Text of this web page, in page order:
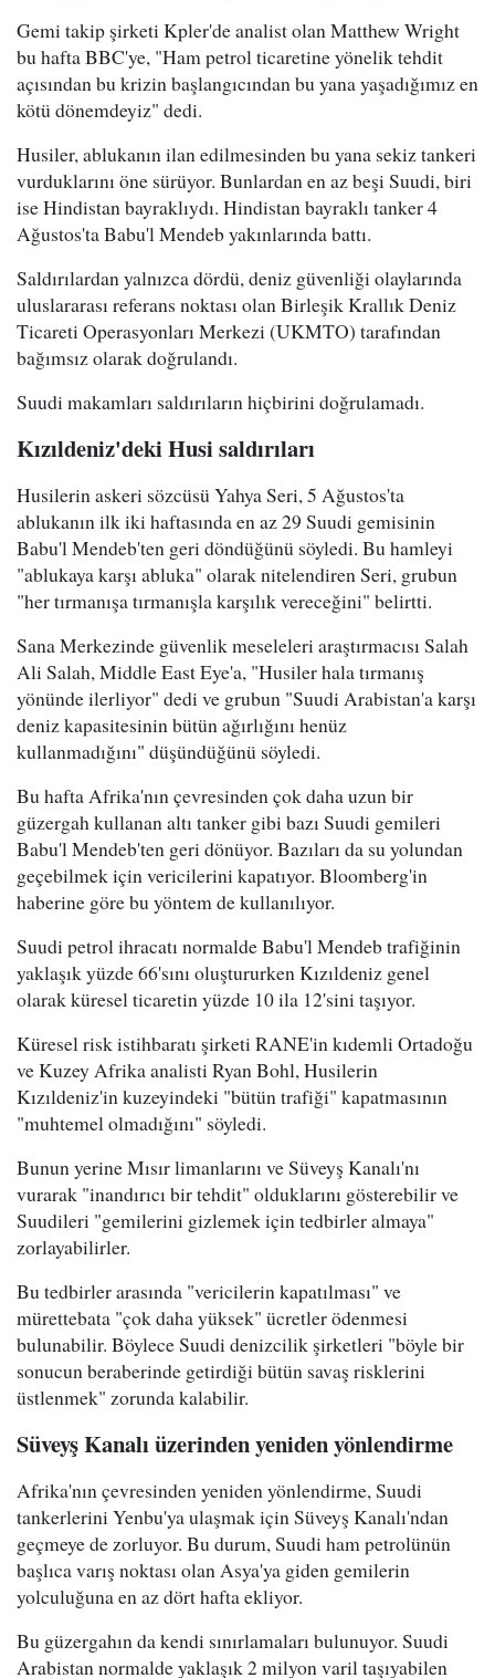
Gemi takip şirketi Kpler'de analist olan Matthew Wright
bu hafta BBC'ye, "Ham petrol ticaretine yönelik tehdit
açısından bu krizin başlangıcından bu yana yaşadığımız en
kötü dönemdeyiz" dedi.
Husiler, ablukanın ilan edilmesinden bu yana sekiz tankeri
vurduklarını öne sürüyor. Bunlardan en az beşi Suudi, biri
ise Hindistan bayraklıydı. Hindistan bayraklı tanker 4
Ağustos'ta Babu'l Mendeb yakınlarında battı.
Saldırılardan yalnızca dördü, deniz güvenliği olaylarında
uluslararası referans noktası olan Birleşik Krallık Deniz
Ticareti Operasyonları Merkezi (UKMTO) tarafından
bağımsız olarak doğrulandı.
Suudi makamları saldırıların hiçbirini doğrulamadı.
Kızıldeniz'deki Husi saldırıları
Husilerin askeri sözcüsü Yahya Seri, 5 Ağustos'ta
ablukanın ilk iki haftasında en az 29 Suudi gemisinin
Babu'l Mendeb'ten geri döndüğünü söyledi. Bu hamleyi
"ablukaya karşı abluka" olarak nitelendiren Seri, grubun
"her tırmanışa tırmanışla karşılık vereceğini" belirtti.
Sana Merkezinde güvenlik meseleleri araştırmacısı Salah
Ali Salah, Middle East Eye'a, "Husiler hala tırmanış
yönünde ilerliyor" dedi ve grubun "Suudi Arabistan'a karşı
deniz kapasitesinin bütün ağırlığını henüz
kullanmadığını" düşündüğünü söyledi.
Bu hafta Afrika'nın çevresinden çok daha uzun bir
güzergah kullanan altı tanker gibi bazı Suudi gemileri
Babu'l Mendeb'ten geri dönüyor. Bazıları da su yolundan
geçebilmek için vericilerini kapatıyor. Bloomberg'in
haberine göre bu yöntem de kullanılıyor.
Suudi petrol ihracatı normalde Babu'l Mendeb trafiğinin
yaklaşık yüzde 66'sını oluştururken Kızıldeniz genel
olarak küresel ticaretin yüzde 10 ila 12'sini taşıyor.
Küresel risk istihbaratı şirketi RANE'in kıdemli Ortadoğu
ve Kuzey Afrika analisti Ryan Bohl, Husilerin
Kızıldeniz'in kuzeyindeki "bütün trafiği" kapatmasının
"muhtemel olmadığını" söyledi.
Bunun yerine Mısır limanlarını ve Süveyş Kanalı'nı
vurarak "inandırıcı bir tehdit" olduklarını gösterebilir ve
Suudileri "gemilerini gizlemek için tedbirler almaya"
zorlayabilirler.
Bu tedbirler arasında "vericilerin kapatılması" ve
mürettebata "çok daha yüksek" ücretler ödenmesi
bulunabilir. Böylece Suudi denizcilik şirketleri "böyle bir
sonucun beraberinde getirdiği bütün savaş risklerini
üstlenmek" zorunda kalabilir.
Süveyş Kanalı üzerinden yeniden yönlendirme
Afrika'nın çevresinden yeniden yönlendirme, Suudi
tankerlerini Yenbu'ya ulaşmak için Süveyş Kanalı'ndan
geçmeye de zorluyor. Bu durum, Suudi ham petrolünün
başlıca varış noktası olan Asya'ya giden gemilerin
yolculuğuna en az dört hafta ekliyor.
Bu güzergahın da kendi sınırlamaları bulunuyor. Suudi
Arabistan normalde yaklaşık 2 milyon varil taşıyabilen